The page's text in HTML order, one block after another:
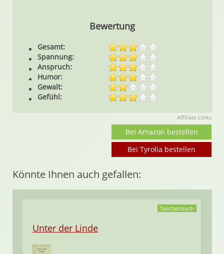
Bewertung
Gesamt:
Spannung:
Anspruch:
Humor:
Gewalt:
Gefühl:
Affiliate Links
Bei Amazon bestellen
Bei Tyrolia bestellen
Könnte Ihnen auch gefallen:
Taschenbuch
Unter der Linde